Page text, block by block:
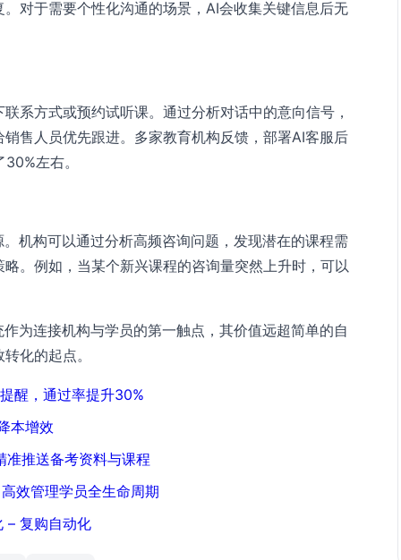
对于需要个性化沟通的场景，AI会收集关键信息后无
系方式或预约试听课。通过分析对话中的意向信号，
售人员优先跟进。多家教育机构反馈，部署AI客服后
左右。
机构可以通过分析高频咨询问题，发现潜在的课程需
。例如，当某个新兴课程的咨询量突然上升时，可以
为连接机构与学员的第一触点，其价值远超简单的自
化的起点。
醒，通过率提升30%
本增效
准推送备考资料与课程
效管理学员全生命周期
– 复购自动化